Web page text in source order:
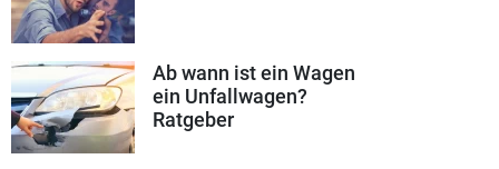
Ab wann ist ein Wagen
ein Unfallwagen?
Ratgeber